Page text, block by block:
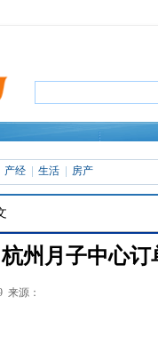
产经 生活 房产
州月子中心订
来源：